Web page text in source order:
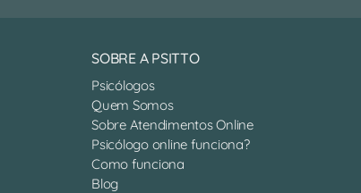
SOBRE A PSITTO
Psicólogos
Quem Somos
Sobre Atendimentos Online
Psicólogo online funciona?
Como funciona
Blog